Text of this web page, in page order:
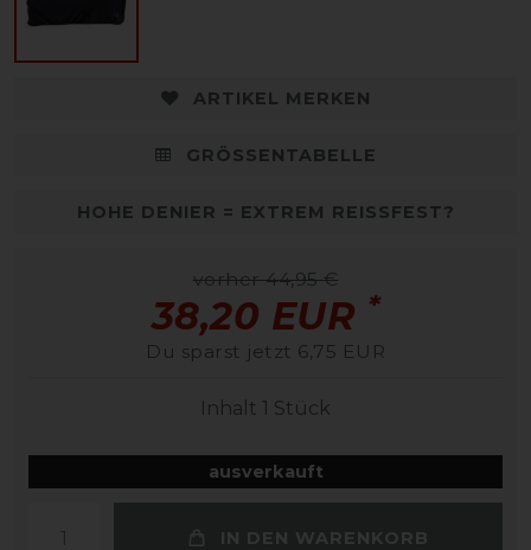
ARTIKEL MERKEN
GRÖSSENTABELLE
HOHE DENIER = EXTREM REISSFEST?
vorher 44,95 €
38,20 EUR *
Du sparst jetzt 6,75 EUR
Inhalt 1 Stück
ausverkauft
IN DEN WARENKORB